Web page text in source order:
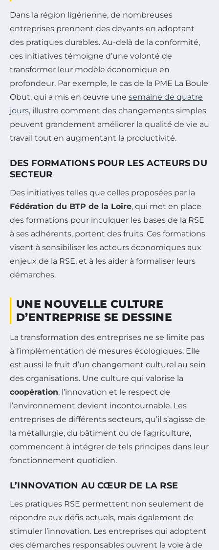
Dans la région ligérienne, de nombreuses
entreprises prennent des devants en adoptant
des pratiques durables. Au-delà de la conformité,
ces initiatives témoigne d’une volonté de
transformer leur modèle économique en
profondeur. Par exemple, le cas de la PME La Boule
Obut, qui a mis en œuvre une semaine de quatre
jours, illustre comment des changements simples
peuvent grandement améliorer la qualité de vie au
travail tout en augmentant la productivité.
DES FORMATIONS POUR LES ACTEURS DU
SECTEUR
Des initiatives telles que celles proposées par la
Fédération du BTP de la Loire, qui met en place
des formations pour inculquer les bases de la RSE
à ses adhérents, portent des fruits. Ces formations
visent à sensibiliser les acteurs économiques aux
enjeux de la RSE, et à les aider à formaliser leurs
démarches.
UNE NOUVELLE CULTURE
D’ENTREPRISE SE DESSINE
La transformation des entreprises ne se limite pas
à l’implémentation de mesures écologiques. Elle
est aussi le fruit d’un changement culturel au sein
des organisations. Une culture qui valorise la
coopération, l’innovation et le respect de
l’environnement devient incontournable. Les
entreprises de différents secteurs, qu’il s’agisse de
la métallurgie, du bâtiment ou de l’agriculture,
commencent à intégrer de tels principes dans leur
fonctionnement quotidien.
L’INNOVATION AU CŒUR DE LA RSE
Les pratiques RSE permettent non seulement de
répondre aux défis actuels, mais également de
stimuler l’innovation. Les entreprises qui adoptent
des démarches responsables ouvrent la voie à de